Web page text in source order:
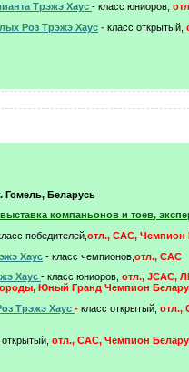
Трэжэ Хаус - класс юниоров,
Роз Трэжэ Хаус - класс открытый,
Гомель, Беларусь
выставка компаньонов и тоев,
победителей, отл., САС, Чемпион
Хаус - класс чемпионов, отл., САС
Хаус - класс юниоров, отл., JCAC,
Юный Гранд Чемпион
Трэжэ Хаус - класс открытый, отл.,
отл., САС, Чемпион